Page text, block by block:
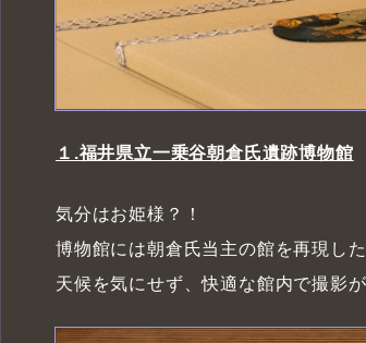
１.福井県立一乗谷朝倉氏遺跡博物館
気分はお姫様？！
博物館には朝倉氏当主の館を再現し
天候を気にせず、快適な館内で撮影が